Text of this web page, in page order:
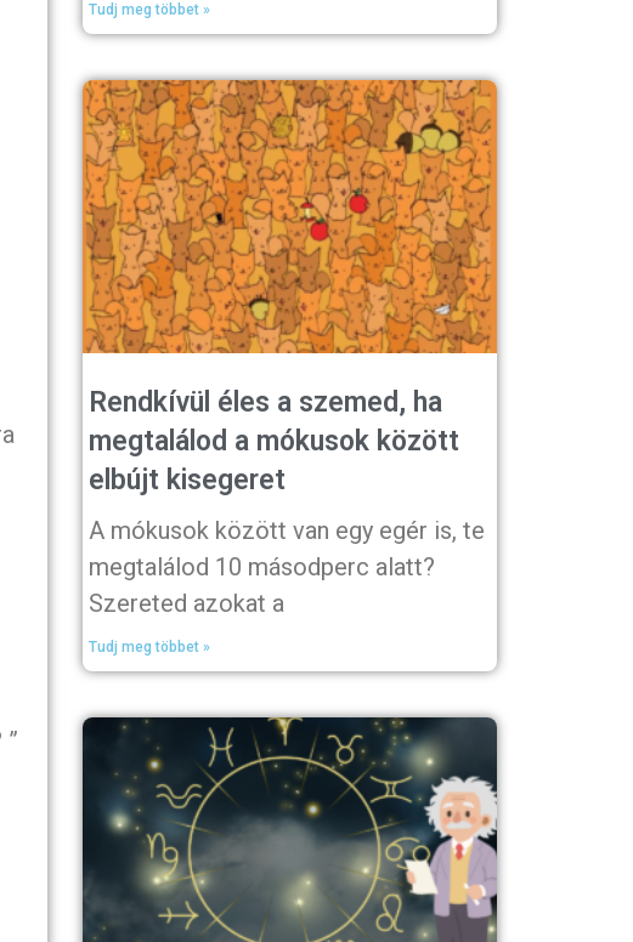
Tudj meg többet »
Rendkívül éles a szemed, ha
megtalálod a mókusok között
elbújt kisegeret
A mókusok között van egy egér is, te
megtalálod 10 másodperc alatt?
Szereted azokat a
Tudj meg többet »